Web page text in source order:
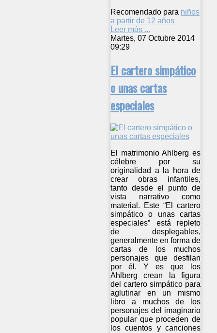
Recomendado para niños
a partir de 12 años
Leer más ...
Martes, 07 Octubre 2014
09:29
El cartero simpático
o unas cartas
especiales
El matrimonio Ahlberg es
célebre por su
originalidad a la hora de
crear obras infantiles,
tanto desde el punto de
vista narrativo como
material. Este “El cartero
simpático o unas cartas
especiales” está repleto
de desplegables,
generalmente en forma de
cartas de los muchos
personajes que desfilan
por él. Y es que los
Ahlberg crean la figura
del cartero simpático para
aglutinar en un mismo
libro a muchos de los
personajes del imaginario
popular que proceden de
los cuentos y canciones